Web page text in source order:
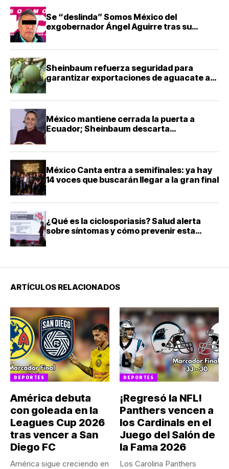
Se “deslinda” Somos México del
exgobernador Ángel Aguirre tras su
Sheinbaum refuerza seguridad para
garantizar exportaciones de aguacate a
México mantiene cerrada la puerta a
Ecuador; Sheinbaum descarta
México Canta entra a semifinales: ya hay
14 voces que buscarán llegar a la gran final
¿Qué es la ciclosporiasis? Salud alerta
sobre síntomas y cómo prevenir esta
ARTÍCULOS RELACIONADOS
DEPORTES
América debuta
con goleada en la
Leagues Cup 2026
tras vencer a San
Diego FC
América sigue creciendo en
DEPORTES
¡Regresó la NFL!
Panthers vencen a
los Cardinals en el
Juego del Salón de
la Fama 2026
Los Carolina Panthers